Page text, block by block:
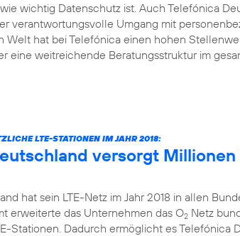
wichtig Datenschutz ist. Auch Telefónica
verantwortungsvolle Umgang mit
Welt hat bei Telefónica einen hohen
eine weitreichende Beratungsstruktur im
LTE-STATIONEN IM JAHR 2018:
versorgt
hat sein LTE-Netz im Jahr 2018 in allen
erweiterte das Unternehmen das O2 Netz
Stationen. Dadurch ermöglicht es Telefónica